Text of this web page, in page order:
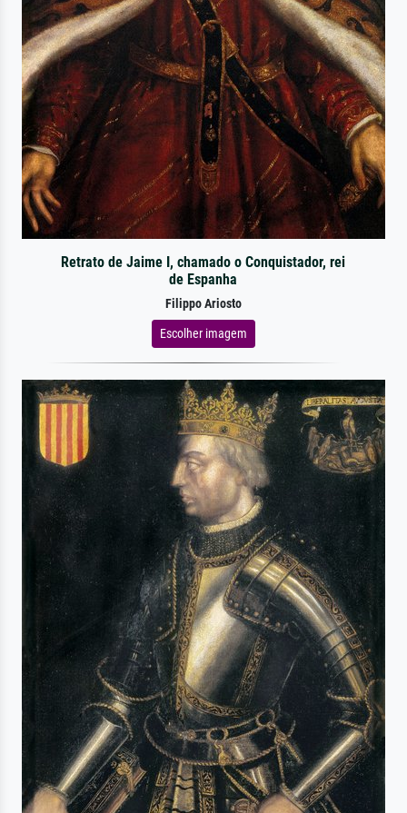
Retrato de Jaime I, chamado o Conquistador, rei
de Espanha
Filippo Ariosto
Escolher imagem